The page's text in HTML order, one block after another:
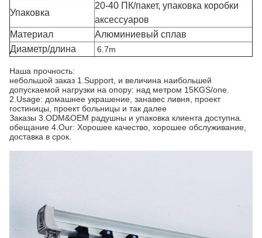
Упаковка
20-40 ПК/пакет, упаковка коробки
аксессуаров
Материал
Алюминиевый сплав
Диаметр/длина
6.7m
Наша прочность:
небольшой заказ 1.Support, и величина наибольшей
допускаемой нагрузки на опору: над метром 15KGS/one.
2.Usage: домашнее украшение, занавес ливня, проект
гостиницы, проект больницы и так далее
Заказы 3.ODM&OEM радушны и упаковка клиента доступна.
обещание 4.Our: Хорошее качество, хорошее обслуживание,
доставка в срок.